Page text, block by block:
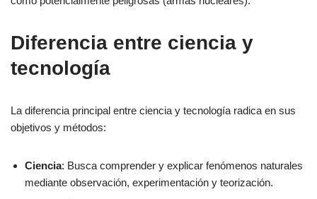
Diferencia entre ciencia y
tecnología
La diferencia principal entre ciencia y tecnología radica en sus
objetivos y métodos:
Ciencia: Busca comprender y explicar fenómenos naturales
mediante observación, experimentación y teorización.